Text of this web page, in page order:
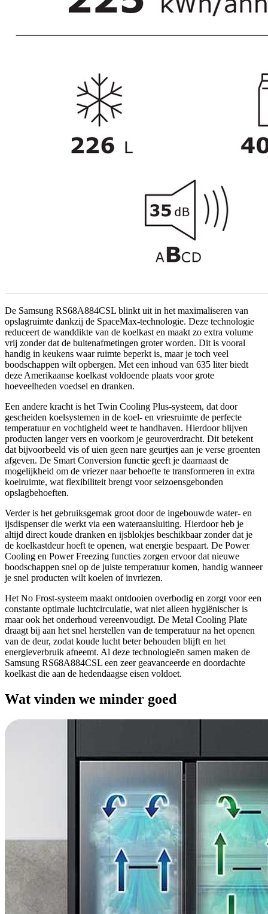
De Samsung RS68A884CSL blinkt uit in het maximaliseren van
opslagruimte dankzij de SpaceMax-technologie. Deze technologie
reduceert de wanddikte van de koelkast en maakt zo extra volume
vrij zonder dat de buitenafmetingen groter worden. Dit is vooral
handig in keukens waar ruimte beperkt is, maar je toch veel
boodschappen wilt opbergen. Met een inhoud van 635 liter biedt
deze Amerikaanse koelkast voldoende plaats voor grote
hoeveelheden voedsel en dranken.
Een andere kracht is het Twin Cooling Plus-systeem, dat door
gescheiden koelsystemen in de koel- en vriesruimte de perfecte
temperatuur en vochtigheid weet te handhaven. Hierdoor blijven
producten langer vers en voorkom je geuroverdracht. Dit betekent
dat bijvoorbeeld vis of uien geen nare geurtjes aan je verse groenten
afgeven. De Smart Conversion functie geeft je daarnaast de
mogelijkheid om de vriezer naar behoefte te transformeren in extra
koelruimte, wat flexibiliteit brengt voor seizoensgebonden
opslagbehoeften.
Verder is het gebruiksgemak groot door de ingebouwde water- en
ijsdispenser die werkt via een wateraansluiting. Hierdoor heb je
altijd direct koude dranken en ijsblokjes beschikbaar zonder dat je
de koelkastdeur hoeft te openen, wat energie bespaart. De Power
Cooling en Power Freezing functies zorgen ervoor dat nieuwe
boodschappen snel op de juiste temperatuur komen, handig wanneer
je snel producten wilt koelen of invriezen.
Het No Frost-systeem maakt ontdooien overbodig en zorgt voor een
constante optimale luchtcirculatie, wat niet alleen hygiënischer is
maar ook het onderhoud vereenvoudigt. De Metal Cooling Plate
draagt bij aan het snel herstellen van de temperatuur na het openen
van de deur, zodat koude lucht beter behouden blijft en het
energieverbruik afneemt. Al deze technologieën samen maken de
Samsung RS68A884CSL een zeer geavanceerde en doordachte
koelkast die aan de hedendaagse eisen voldoet.
Wat vinden we minder goed